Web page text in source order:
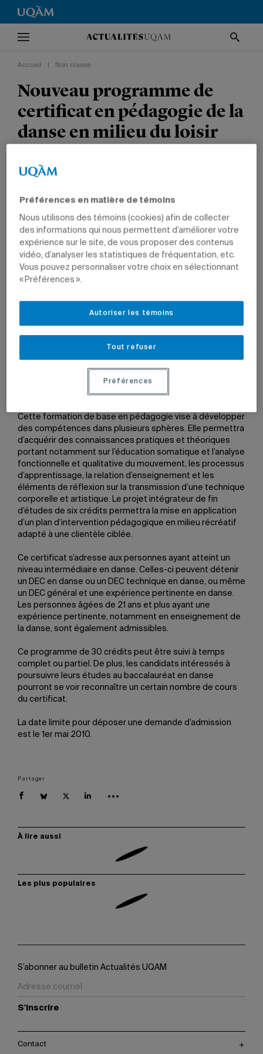
Accueil Non classé
Nouveau programme de
certificat en pédagogie de la
danse en milieu du loisir
NON CLASSÉ
18 mars 2010 à 18 h 03
Mis à jour le 29 septembre 2010 à 18 h 09
Le Département de danse vient de créer uncertificat en
pédagogie de la danse en milieu du loisir
la demande croissante d’enseignants qualifiés en ce
domaine. Le programme, conçu pour offrir une formation
polyvalente au-delà des genres ou des styles, accueillera
ses premiers étudiants dès l’automne 2010.
Cette formation de base en pédagogie vise à développer
des compétences dans plusieurs sphères. Elle permettra
d’acquérir des connaissances pratiques et théoriques
portant notamment sur l’éducation somatique et l’analyse
fonctionnelle et qualitative du mouvement, les processus
d’apprentissage, la relation d’enseignement et les
éléments de réflexion sur la transmission d’une technique
corporelle et artistique. Le projet intégrateur de fin
d’études de six crédits permettra la mise en application
d’un plan d’intervention pédagogique en milieu récréatif
adapté à une clientèle ciblée.
Ce certificat s’adresse aux personnes ayant atteint un
niveau intermédiaire en danse. Celles-ci peuvent détenir
un DEC en danse ou un DEC technique en danse, ou même
un DEC général et une expérience pertinente en danse.
Les personnes âgées de 21 ans et plus ayant une
expérience pertinente, notamment en enseignement de
la danse, sont également admissibles.
Ce programme de 30 crédits peut être suivi à temps
complet ou partiel. De plus, les candidats intéressés à
poursuivre leurs études au baccalauréat en danse
pourront se voir reconnaître un certain nombre de cours
du certificat.
La date limite pour déposer une demande d’admission
est le 1er mai 2010.
Partager
À lire aussi
Les plus populaires
S’abonner au bulletin Actualités UQAM
S'inscrire
Contact
Préférences en matière de témoins
Nous utilisons des témoins (cookies) afin de collecter
des informations qui nous permettent d’améliorer votre
expérience sur le site, de vous proposer des contenus
vidéo, d’analyser les statistiques de fréquentation, etc.
Vous pouvez personnaliser votre choix en sélectionnant
« Préférences ».
Tout refuser
Autoriser les témoins
Préférences